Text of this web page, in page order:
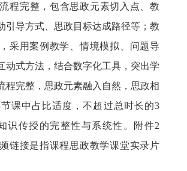
程完整，包含思政元素切入点、教
引导方式、思政目标达成路径等；教
采用案例教学、情境模拟、问题导
动式方法，结合数字化工具，突出学
程完整，思政元素融入自然，思政相
课中占比适度，不超过总时长的3
识传授的完整性与系统性。附件2
链接是指课程思政教学课堂实录片